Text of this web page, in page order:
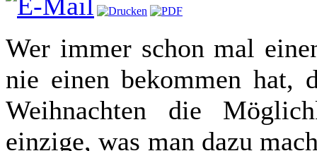
Wer immer schon mal
nie einen bekommen hat,
Weihnachten die
einzige, was man dazu